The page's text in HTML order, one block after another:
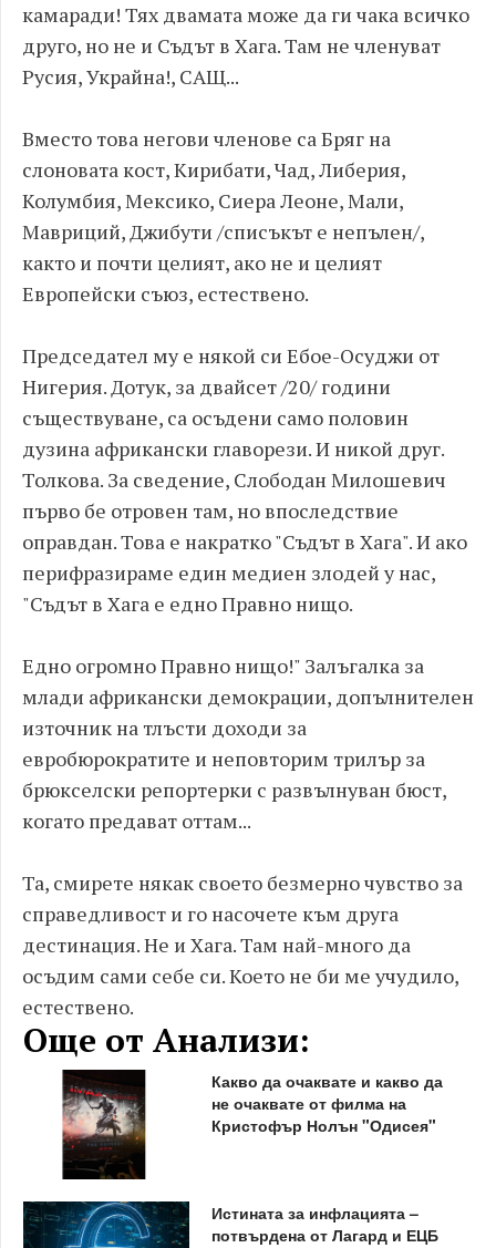
камаради! Тях двамата може да ги чака всичко
друго, но не и Съдът в Хага. Там не членуват
Русия, Украйна!, САЩ...
Вместо това негови членове са Бряг на
слоновата кост, Кирибати, Чад, Либерия,
Колумбия, Мексико, Сиера Леоне, Мали,
Мавриций, Джибути /списъкът е непълен/,
както и почти целият, ако не и целият
Европейски съюз, естествено.
Председател му е някой си Ебое-Осуджи от
Нигерия. Дотук, за двайсет /20/ години
съществуване, са осъдени само половин
дузина африкански главорези. И никой друг.
Толкова. За сведение, Слободан Милошевич
първо бе отровен там, но впоследствие
оправдан. Това е накратко "Съдът в Хага". И ако
перифразираме един медиен злодей у нас,
"Съдът в Хага е едно Правно нищо.
Едно огромно Правно нищо!" Залъгалка за
млади африкански демокрации, допълнителен
източник на тлъсти доходи за
евробюрократите и неповторим трилър за
брюкселски репортерки с развълнуван бюст,
когато предават оттам...
Та, смирете някак своето безмерно чувство за
справедливост и го насочете към друга
дестинация. Не и Хага. Там най-много да
осъдим сами себе си. Което не би ме учудило,
естествено.
Още от Анализи:
Какво да очаквате и какво да
не очаквате от филма на
Кристофър Нолън "Одисея"
Истината за инфлацията –
потвърдена от Лагард и ЕЦБ